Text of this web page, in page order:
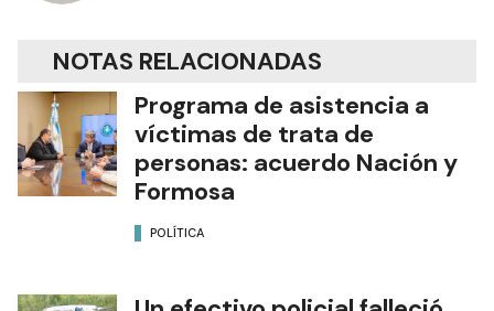
NOTAS RELACIONADAS
Programa de asistencia a
víctimas de trata de
personas: acuerdo Nación y
Formosa
POLÍTICA